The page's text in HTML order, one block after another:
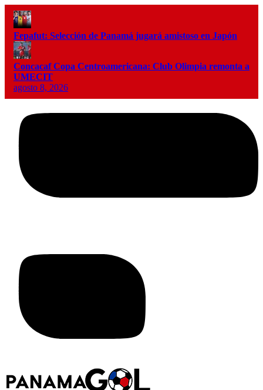
Fepafut: Selección de Panamá jugará amistoso en Japón
Concacaf Copa Centroamericana: Club Olimpia remonta a
UMECIT
agosto 8, 2026